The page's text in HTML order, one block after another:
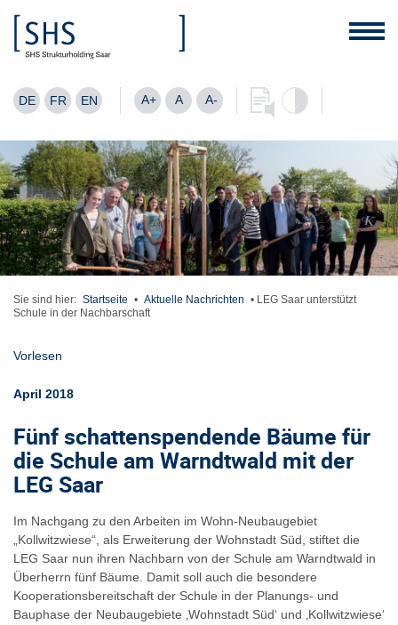
DE FR EN A+ A A-
Sie sind hier: Startseite • Aktuelle Nachrichten • LEG Saar unterstützt
Schule in der Nachbarschaft
Vorlesen
April 2018
Fünf schattenspendende Bäume für
die Schule am Warndtwald mit der
LEG Saar
Im Nachgang zu den Arbeiten im Wohn-Neubaugebiet
„Kollwitzwiese“, als Erweiterung der Wohnstadt Süd, stiftet die
LEG Saar nun ihren Nachbarn von der Schule am Warndtwald in
Überherrn fünf Bäume. Damit soll auch die besondere
Kooperationsbereitschaft der Schule in der Planungs- und
Bauphase der Neubaugebiete ‚Wohnstadt Süd‘ und ‚Kollwitzwiese‘